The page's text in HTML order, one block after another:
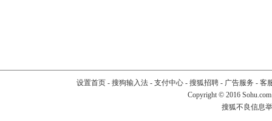
设置首页- 搜狗输入法- 支付中心- 搜狐招聘- 广告服务 - 客
Copyright © 2016
搜狐不良信息